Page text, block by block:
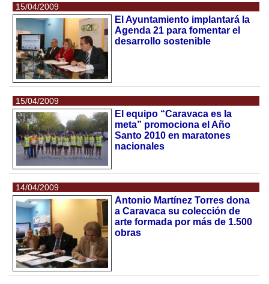
15/04/2009
El Ayuntamiento implantará la
Agenda 21 para fomentar el
desarrollo sostenible
15/04/2009
El equipo “Caravaca es la
meta” promociona el Año
Santo 2010 en maratones
nacionales
14/04/2009
Antonio Martínez Torres dona
a Caravaca su colección de
arte formada por más de 1.500
obras